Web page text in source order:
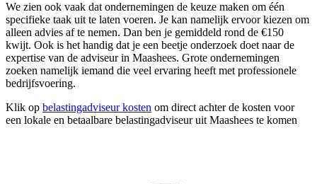
We zien ook vaak dat ondernemingen de keuze maken om één
specifieke taak uit te laten voeren. Je kan namelijk ervoor kiezen om
alleen advies af te nemen. Dan ben je gemiddeld rond de €150
kwijt. Ook is het handig dat je een beetje onderzoek doet naar de
expertise van de adviseur in Maashees. Grote ondernemingen
zoeken namelijk iemand die veel ervaring heeft met professionele
bedrijfsvoering.
Klik op belastingadviseur kosten om direct achter de kosten voor
een lokale en betaalbare belastingadviseur uit Maashees te komen